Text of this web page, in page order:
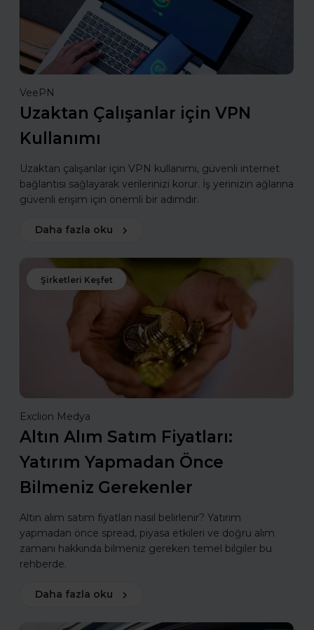
VeePN
Uzaktan Çalışanlar için VPN
Kullanımı
Uzaktan çalışanlar için VPN kullanımı, güvenli internet
bağlantısı sağlayarak verilerinizi korur. İş yerinizin ağlarına
güvenli erişim için önemli bir adımdır.
Daha fazla oku
Şirketleri Keşfet
Exclion Medya
Altın Alım Satım Fiyatları:
Yatırım Yapmadan Önce
Bilmeniz Gerekenler
Altın alım satım fiyatları nasıl belirlenir? Yatırım
yapmadan önce spread, piyasa etkileri ve doğru alım
zamanı hakkında bilmeniz gereken temel bilgiler bu
rehberde.
Daha fazla oku